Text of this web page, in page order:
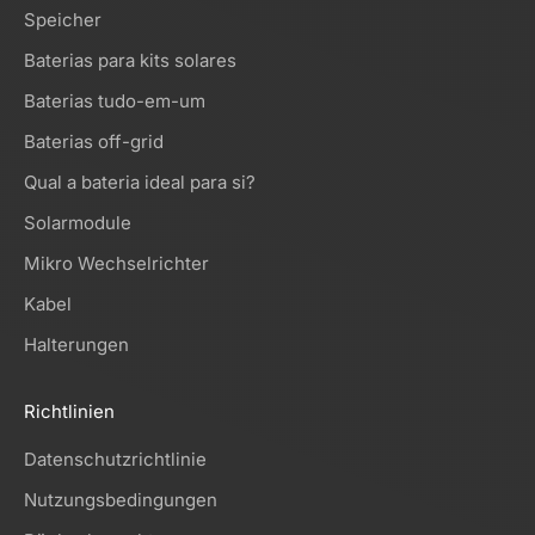
Speicher
Baterias para kits solares
Baterias tudo-em-um
Baterias off-grid
Qual a bateria ideal para si?
Solarmodule
Mikro Wechselrichter
Kabel
Halterungen
Richtlinien
Datenschutzrichtlinie
Nutzungsbedingungen